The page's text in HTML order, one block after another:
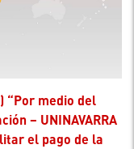
– UNINAVARRA
el pago de la